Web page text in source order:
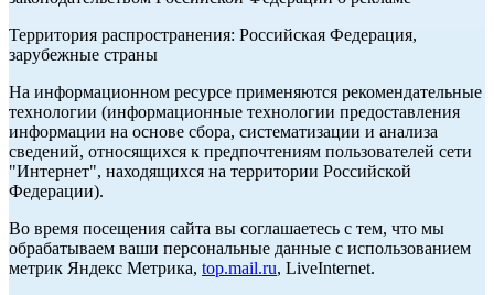
Территория распространения: Российская Федерация,
зарубежные страны
На информационном ресурсе применяются рекомендательные
технологии (информационные технологии предоставления
информации на основе сбора, систематизации и анализа
сведений, относящихся к предпочтениям пользователей сети
"Интернет", находящихся на территории Российской
Федерации).
Во время посещения сайта вы соглашаетесь с тем, что мы
обрабатываем ваши персональные данные с использованием
метрик Яндекс Метрика, top.mail.ru, LiveInternet.